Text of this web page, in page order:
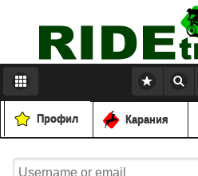
Профил Карания